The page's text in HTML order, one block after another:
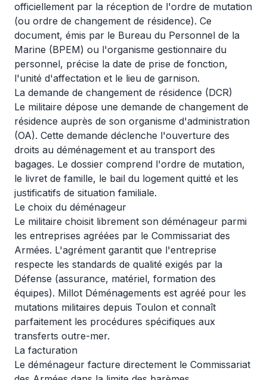
officiellement par la réception de l'ordre de mutation
(ou ordre de changement de résidence). Ce
document, émis par le Bureau du Personnel de la
Marine (BPEM) ou l'organisme gestionnaire du
personnel, précise la date de prise de fonction,
l'unité d'affectation et le lieu de garnison.
La demande de changement de résidence (DCR)
Le militaire dépose une demande de changement de
résidence auprès de son organisme d'administration
(OA). Cette demande déclenche l'ouverture des
droits au déménagement et au transport des
bagages. Le dossier comprend l'ordre de mutation,
le livret de famille, le bail du logement quitté et les
justificatifs de situation familiale.
Le choix du déménageur
Le militaire choisit librement son déménageur parmi
les entreprises agréées par le Commissariat des
Armées. L'agrément garantit que l'entreprise
respecte les standards de qualité exigés par la
Défense (assurance, matériel, formation des
équipes). Millot Déménagements est agréé pour les
mutations militaires depuis Toulon et connaît
parfaitement les procédures spécifiques aux
transferts outre-mer.
La facturation
Le déménageur facture directement le Commissariat